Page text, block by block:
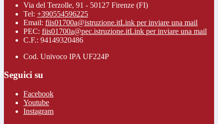
Via del Terzolle, 91 - 50127 Firenze (FI)
Tel: +390554596225
Email: fiis01700a@istruzione.itLink per inviare una mail
PEC: fiis01700a@pec.istruzione.itLink per inviare una mail
C.F.: 94149320486
Cod. Univoco IPA UF224P
Seguici su
Facebook
Youtube
Instagram